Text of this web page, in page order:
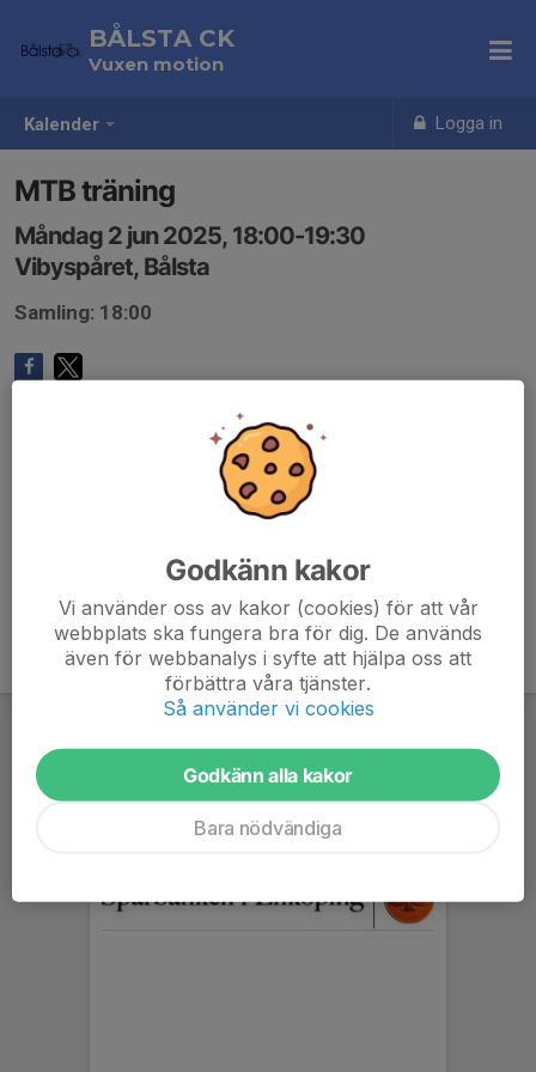
Kalender Logga in
BÅLSTA CK
Vuxen motion
MTB träning
Måndag 2 jun 2025, 18:00-19:30
Vibyspåret, Bålsta
Samling: 18:00
Godkänn kakor
Vi använder oss av kakor (cookies) för att vår
webbplats ska fungera bra för dig. De används
även för webbanalys i syfte att hjälpa oss att
förbättra våra tjänster.
Så använder vi cookies
Godkänn alla kakor
Bara nödvändiga